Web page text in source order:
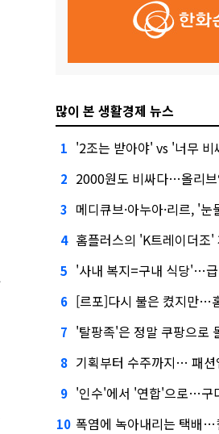
많이 본 생활경제 뉴스
1 '2조는 받아야' vs '너무 비싸다'…
2 2000원도 비싸다…올리브영, 다이소
3 메디큐브·아누아·리르, '눈물
4 홈플러스의 'K트레이더조' 계획
5 '사내 복지=구내 식당'…급식업계,
6 [르포]다시 불은 켰지만…홈플러
7 '탈팡족'은 정말 쿠팡으로
8 기획부터 수주까지… 패션업계
9 '인수'에서 '연합'으로…구다이글
10 폭염에 녹아내리는 택배…컬리 '